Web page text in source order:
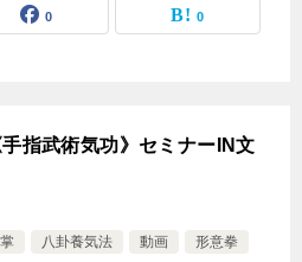
0 0
指武術気功》セミナーIN文
八卦養気法 動画
形意拳